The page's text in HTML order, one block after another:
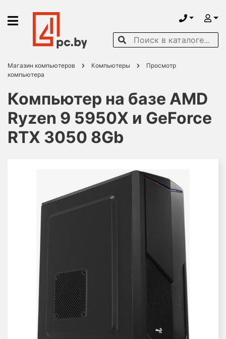
Магазин компьютеров Компьютеры
Просмотр
компьютера
Компьютер на базе AMD
Ryzen 9 5950X и GeForce
RTX 3050 8Gb